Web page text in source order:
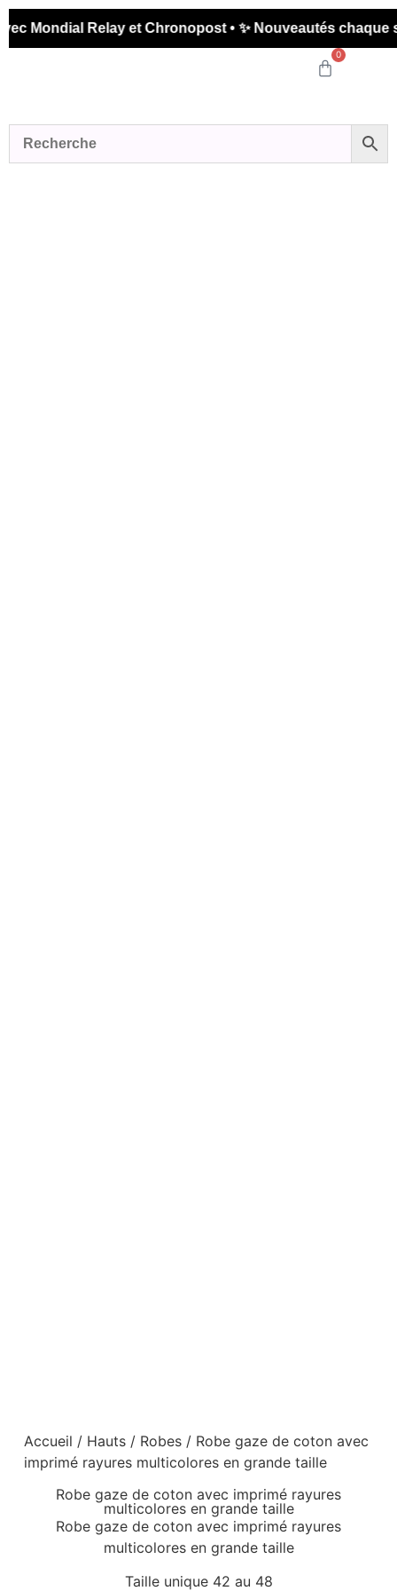
Relay et Chronopost • ✨ Nouveautés chaque
0
Accueil / Hauts/ Robes/ Robe gaze de coton avec
imprimé rayures multicolores en grande taille
Robe gaze de coton avec imprimé rayures
multicolores en grande taille
Robe gaze de coton avec imprimé rayures
multicolores en grande taille
Taille unique 42 au 48